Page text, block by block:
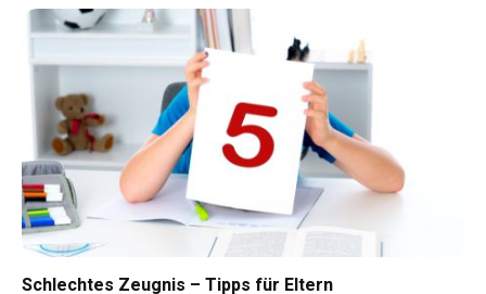
Schlechtes Zeugnis – Tipps für Eltern